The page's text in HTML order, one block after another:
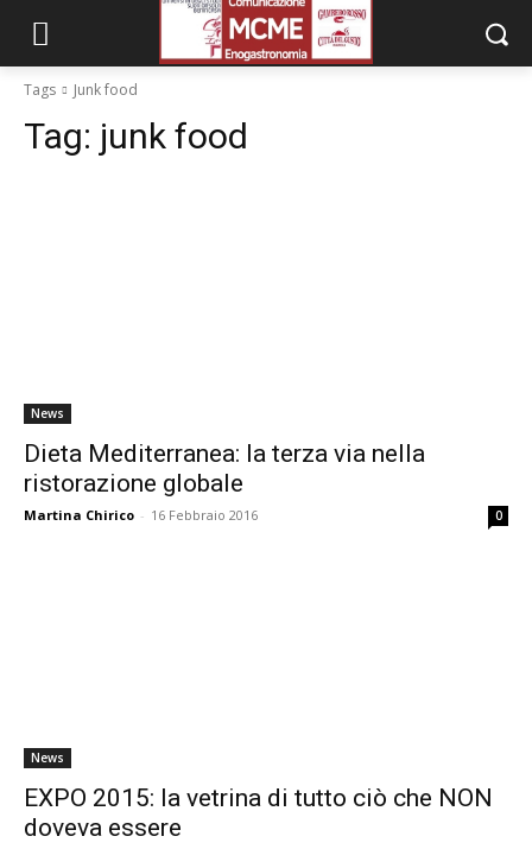
Tags Junk food
Tag: junk food
News
Dieta Mediterranea: la terza via nella
ristorazione globale
Martina Chirico - 16 Febbraio 2016 0
News
EXPO 2015: la vetrina di tutto ciò che NON
doveva essere